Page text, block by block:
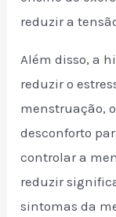
reduzir a
Além disso, a
reduzir o
menstruação,
desconforto
controlar a
reduzir
sintomas da